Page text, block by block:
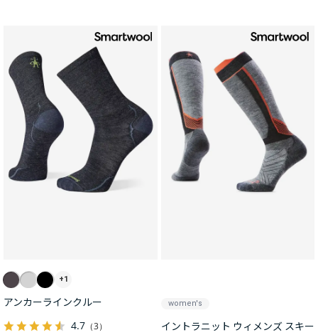
+1
アンカーラインクルー
4.7 （3）
women's
イントラニット ウィメンズ スキー